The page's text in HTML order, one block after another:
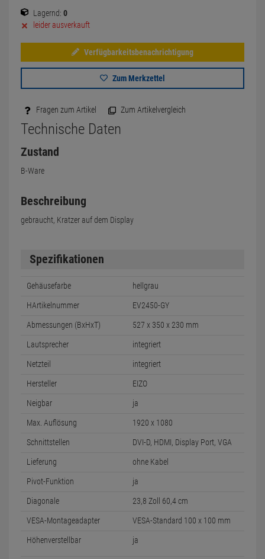
Lagernd: 0
leider ausverkauft
Verfügbarkeitsbenachrichtigung
Zum Merkzettel
Fragen zum Artikel Zum Artikelvergleich
Technische Daten
Zustand
B-Ware
Beschreibung
gebraucht, Kratzer auf dem Display
Spezifikationen
Gehäusefarbe hellgrau
HArtikelnummer EV2450-GY
Abmessungen (BxHxT) 527 x 350 x 230 mm
Lautsprecher integriert
Netzteil integriert
Hersteller EIZO
Neigbar ja
Max. Auflösung 1920 x 1080
Schnittstellen DVI-D, HDMI, Display Port, VGA
Lieferung ohne Kabel
Pivot-Funktion ja
Diagonale 23,8 Zoll 60,4 cm
VESA-Montageadapter VESA-Standard 100 x 100 mm
Höhenverstellbar ja